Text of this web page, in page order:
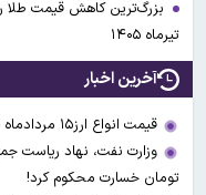
تیرماه ۱۴۰۵
آخرین اخبار
قیمت انواع ارز۱۵ مردادماه ۱۴۰۵+جدول قیمت/ دلار ۱۸۸ هزار تومان شد
تومان خسارت محکوم کرد!